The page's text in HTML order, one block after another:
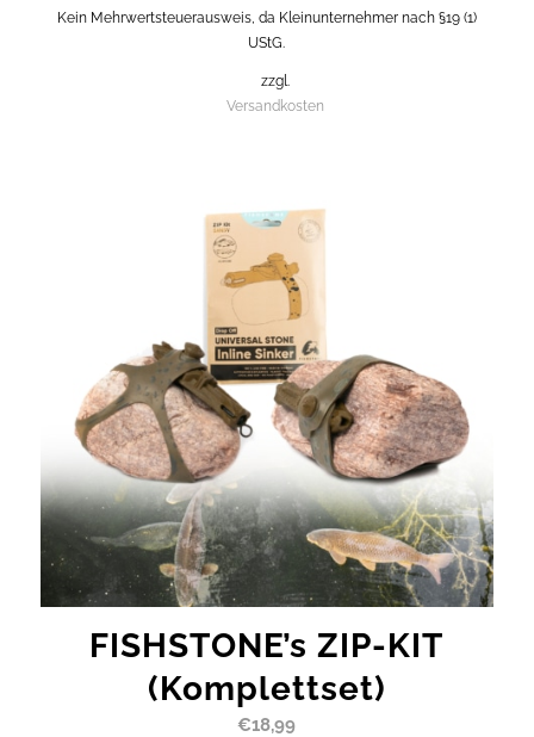
Kein Mehrwertsteuerausweis, da Kleinunternehmer nach §19 (1)
UStG.
zzgl.
Versandkosten
FISHSTONE’s ZIP-KIT
(Komplettset)
€18,99